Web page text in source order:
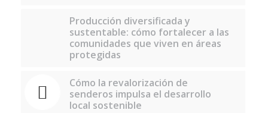
Producción diversificada y
sustentable: cómo fortalecer a las
comunidades que viven en áreas
protegidas
Cómo la revalorización de
senderos impulsa el desarrollo
local sostenible